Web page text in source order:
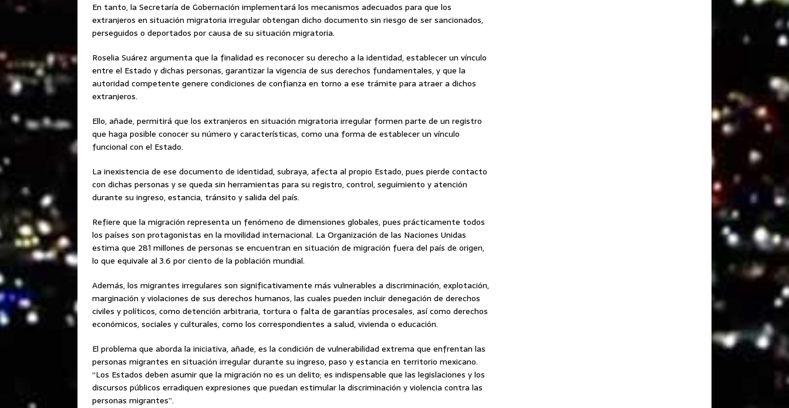
En tanto, la Secretaría de Gobernación implementará los mecanismos adecuados para que los
extranjeros en situación migratoria irregular obtengan dicho documento sin riesgo de ser sancionados,
perseguidos o deportados por causa de su situación migratoria.
Roselia Suárez argumenta que la finalidad es reconocer su derecho a la identidad, establecer un vínculo
entre el Estado y dichas personas, garantizar la vigencia de sus derechos fundamentales, y que la
autoridad competente genere condiciones de confianza en torno a ese trámite para atraer a dichos
extranjeros.
Ello, añade, permitirá que los extranjeros en situación migratoria irregular formen parte de un registro
que haga posible conocer su número y características, como una forma de establecer un vínculo
funcional con el Estado.
La inexistencia de ese documento de identidad, subraya, afecta al propio Estado, pues pierde contacto
con dichas personas y se queda sin herramientas para su registro, control, seguimiento y atención
durante su ingreso, estancia, tránsito y salida del país.
Refiere que la migración representa un fenómeno de dimensiones globales, pues prácticamente todos
los países son protagonistas en la movilidad internacional. La Organización de las Naciones Unidas
estima que 281 millones de personas se encuentran en situación de migración fuera del país de origen,
lo que equivale al 3.6 por ciento de la población mundial.
Además, los migrantes irregulares son significativamente más vulnerables a discriminación, explotación,
marginación y violaciones de sus derechos humanos, las cuales pueden incluir denegación de derechos
civiles y políticos, como detención arbitraria, tortura o falta de garantías procesales, así como derechos
económicos, sociales y culturales, como los correspondientes a salud, vivienda o educación.
El problema que aborda la iniciativa, añade, es la condición de vulnerabilidad extrema que enfrentan las
personas migrantes en situación irregular durante su ingreso, paso y estancia en territorio mexicano.
“Los Estados deben asumir que la migración no es un delito; es indispensable que las legislaciones y los
discursos públicos erradiquen expresiones que puedan estimular la discriminación y violencia contra las
personas migrantes”.